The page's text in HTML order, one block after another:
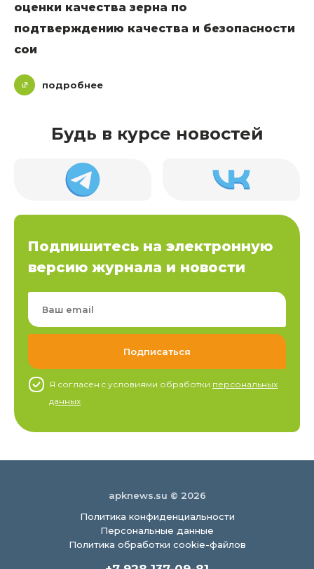
оценки качества зерна по
подтверждению качества и безопасности
сои
подробнее
Будь в курсе новостей
Подпишитесь на электронную
версию журнала и новости
Я согласен c условиями обработки персональных
данных
apknews.su © 2026
Политика конфиденциальности
Персональные данные
Политика обработки cookie-файлов